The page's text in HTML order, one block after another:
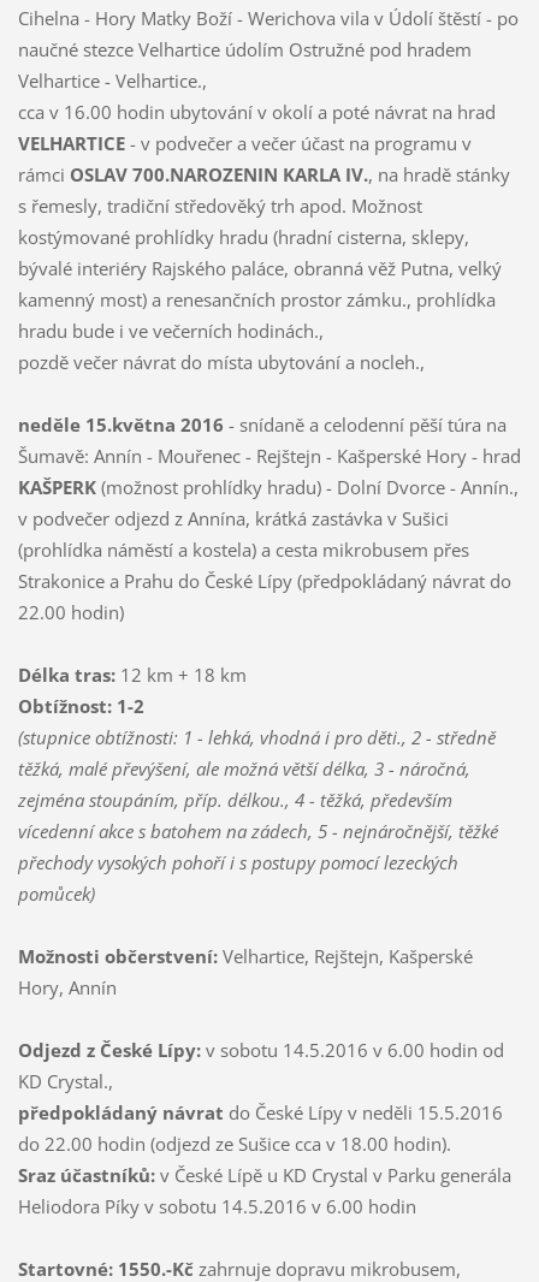
Cihelna - Hory Matky Boží - Werichova vila v Údolí štěstí - po
naučné stezce Velhartice údolím Ostružné pod hradem
Velhartice - Velhartice.,
cca v 16.00 hodin ubytování v okolí a poté návrat na hrad
VELHARTICE- v podvečer a večer účast na programu v
rámci OSLAV 700.NAROZENIN KARLA IV., na hradě stánky
s řemesly, tradiční středověký trh apod. Možnost
kostýmované prohlídky hradu (hradní cisterna, sklepy,
bývalé interiéry Rajského paláce, obranná věž Putna, velký
kamenný most) a renesančních prostor zámku., prohlídka
hradu bude i ve večerních hodinách.,
pozdě večer návrat do místa ubytování a nocleh.,
neděle 15.května 2016 - snídaně a celodenní pěší túra na
Šumavě: Annín - Mouřenec - Rejštejn - Kašperské Hory - hrad
KAŠPERK(možnost prohlídky hradu) - Dolní Dvorce - Annín.,
v podvečer odjezd z Annína, krátká zastávka v Sušici
(prohlídka náměstí a kostela) a cesta mikrobusem přes
Strakonice a Prahu do České Lípy (předpokládaný návrat do
22.00 hodin)
Délka tras:12 km + 18 km
Obtížnost: 1-2
(stupnice obtížnosti: 1 - lehká, vhodná i pro děti., 2 - středně
těžká, malé převýšení, ale možná větší délka, 3 - náročná,
zejména stoupáním, příp. délkou., 4 - těžká, především
vícedenní akce s batohem na zádech, 5 - nejnáročnější, těžké
přechody vysokých pohoří i s postupy pomocí lezeckých
pomůcek)
Možnosti občerstvení: Velhartice, Rejštejn, Kašperské
Hory, Annín
Odjezd z České Lípy:v sobotu 14.5.2016 v 6.00 hodin od
KD Crystal.,
předpokládaný návrat do České Lípy v neděli 15.5.2016
do 22.00 hodin (odjezd ze Sušice cca v 18.00 hodin).
Sraz účastníků: v České Lípě u KD Crystal v Parku generála
Heliodora Píky v sobotu 14.5.2016 v 6.00 hodin
Startovné: 1550.-Kčzahrnuje dopravu mikrobusem,